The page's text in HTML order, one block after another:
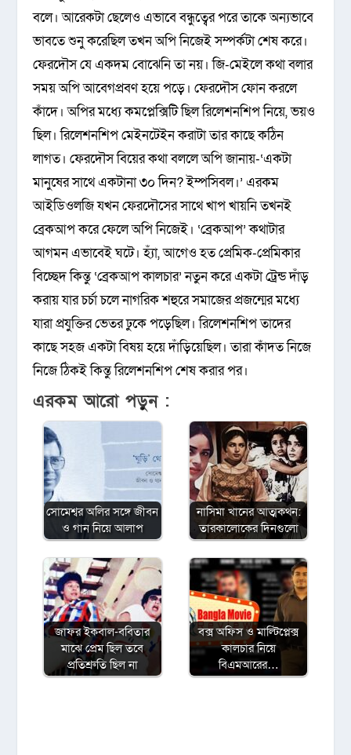
বলে। আরেকটা ছেলেও এভাবে বন্ধুত্বের পরে তাকে অন্যভাবে
ভাবতে শুনু করেছিল তখন অপি নিজেই সম্পর্কটা শেষ করে।
ফেরদৌস যে একদম বোঝেনি তা নয়। জি-মেইলে কথা বলার
সময় অপি আবেগপ্রবণ হয়ে পড়ে। ফেরদৌস ফোন করলে
কাঁদে। অপির মধ্যে কমপ্লেক্সিটি ছিল রিলেশনশিপ নিয়ে, ভয়ও
ছিল। রিলেশনশিপ মেইনটেইন করাটা তার কাছে কঠিন
লাগত। ফেরদৌস বিয়ের কথা বললে অপি জানায়-‘একটা
মানুষের সাথে একটানা ৩০ দিন? ইম্পসিবল।’ এরকম
আইডিওলজি যখন ফেরদৌসের সাথে খাপ খায়নি তখনই
ব্রেকআপ করে ফেলে অপি নিজেই। ‘ব্রেকআপ’ কথাটার
আগমন এভাবেই ঘটে। হ্যাঁ, আগেও হত প্রেমিক-প্রেমিকার
বিচ্ছেদ কিন্তু ‘ব্রেকআপ কালচার’ নতুন করে একটা ট্রেন্ড দাঁড়
করায় যার চর্চা চলে নাগরিক শহুরে সমাজের প্রজন্মের মধ্যে
যারা প্রযুক্তির ভেতর ঢুকে পড়েছিল। রিলেশনশিপ তাদের
কাছে সহজ একটা বিষয় হয়ে দাঁড়িয়েছিল। তারা কাঁদত নিজে
নিজে ঠিকই কিন্তু রিলেশনশিপ শেষ করার পর।
এরকম আরো পড়ুন :
সোমেশ্বর অলির সঙ্গে জীবন
ও গান নিয়ে আলাপ
নাসিমা খানের আত্মকথন:
তারকালোকের দিনগুলো
জাফর ইকবাল-ববিতার
মাঝে প্রেম ছিল তবে
প্রতিশ্রুতি ছিল না
বক্স অফিস ও মাল্টিপ্লেক্স
কালচার নিয়ে
বিএমআরের…